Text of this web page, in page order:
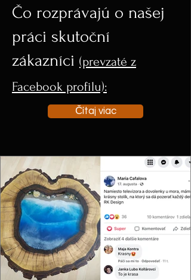
Čo rozprávajú o našej
práci skutoční
zákazníci (prevzaté z
Facebook profilu):
Čítaj viac